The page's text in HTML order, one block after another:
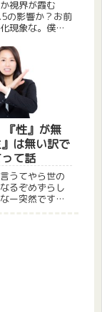
視界が霞む
の影響か？お前
現象な。僕は
ゃ台風じゃ大
だったが、何
になってるも
、『PM2.5』な
に見えて...
『性』が無
は無い訳で
て話
うてやら世の
るぞめずらし
ー突然ですが
由は昨今の
しての過敏